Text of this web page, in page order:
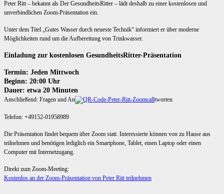
Peter Ritt – bekannt als Der GesundheitsRitter – lädt deshalb zu einer kostenlosen und
unverbindlichen Zoom-Präsentation ein.
Unter dem Titel „Gutes Wasser durch neueste Technik“ informiert er über moderne
Möglichkeiten rund um die Aufbereitung von Trinkwasser.
Einladung zur kostenlosen GesundheitsRitter-Präsentation
Termin: Jeden Mittwoch
Beginn: 20:00 Uhr
Dauer: etwa 20 Minuten
Anschließend: Fragen und An tworten
Telefon: +49152-01958989
Die Präsentation findet bequem über Zoom statt. Interessierte können von zu Hause aus
teilnehmen und benötigen lediglich ein Smartphone, Tablet, einen Laptop oder einen
Computer mit Internetzugang.
Direkt zum Zoom-Meeting:
Kostenlos an der Zoom-Präsentation von Peter Ritt teilnehmen